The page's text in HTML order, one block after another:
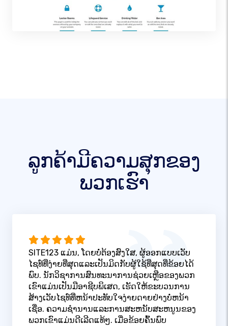
ລູກຄ້າມີຄວາມສຸກຂອງ
ພວກເຮົາ
SITE123 ແມ່ນ, ໂດຍບໍ່ຕ້ອງສົງໃສ, ຜູ້ອອກແບບເວັບ
ໄຊທ໌ທີ່ງ່າຍທີ່ສຸດແລະເປັນມິດກັບຜູ້ໃຊ້ທີ່ສຸດທີ່ຂ້ອຍໄດ້
ພົບ. ນັກວິຊາການສົນທະນາການຊ່ວຍເຫຼືອຂອງພວກ
ເຂົາແມ່ນເປັນມືອາຊີບພິເສດ, ເຮັດໃຫ້ຂະບວນການ
ສ້າງເວັບໄຊທ໌ທີ່ຫນ້າປະທັບໃຈງ່າຍດາຍຢ່າງບໍ່ຫນ້າ
ເຊື່ອ. ຄວາມຊໍານານແລະການສະຫນັບສະຫນູນຂອງ
ພວກເຂົາແມ່ນດີເລີດແທ້ໆ. ເມື່ອຂ້ອຍຄົ້ນພົບ